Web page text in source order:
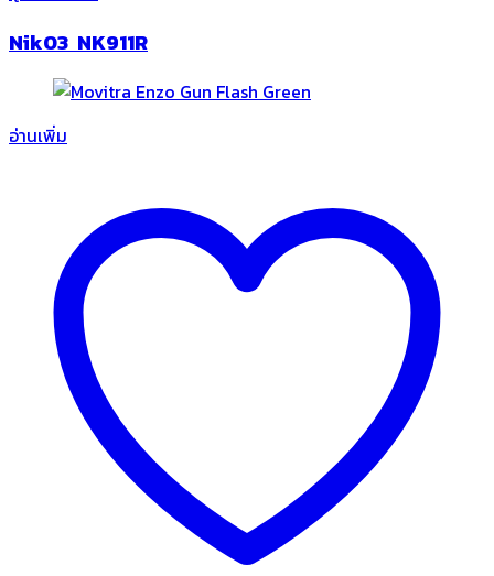
Nik03 NK911R
อ่านเพิ่ม